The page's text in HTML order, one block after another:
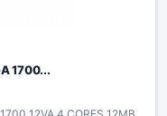
1700...